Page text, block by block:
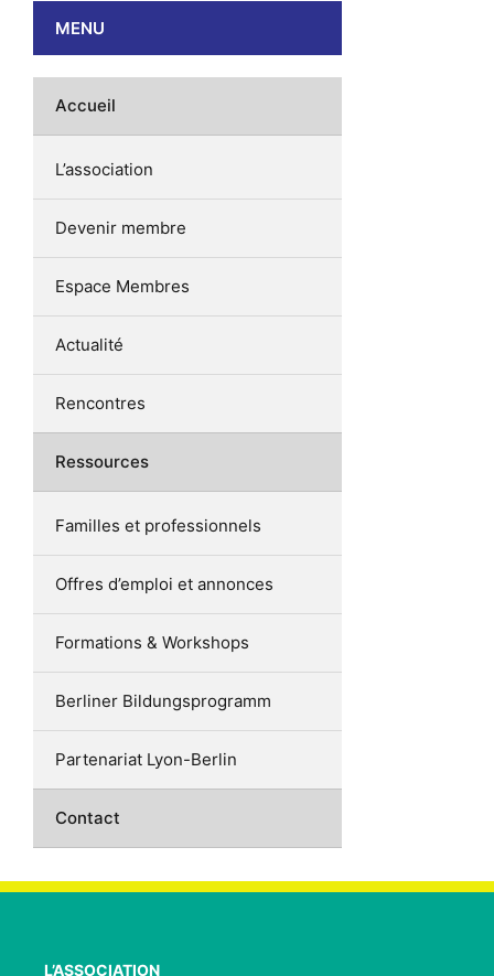
MENU
Accueil
L’association
Devenir membre
Espace Membres
Actualité
Rencontres
Ressources
Familles et professionnels
Offres d’emploi et annonces
Formations & Workshops
Berliner Bildungsprogramm
Partenariat Lyon-Berlin
Contact
L’ASSOCIATION